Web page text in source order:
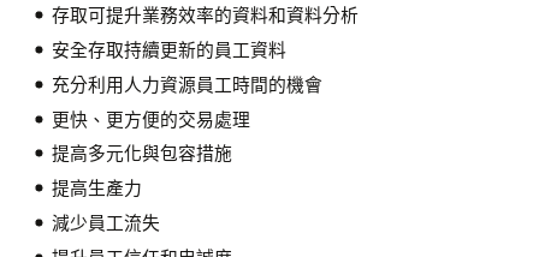
存取可提升業務效率的資料和資料分析
安全存取持續更新的員工資料
充分利用人力資源員工時間的機會
更快、更方便的交易處理
提高多元化與包容措施
提高生產力
減少員工流失